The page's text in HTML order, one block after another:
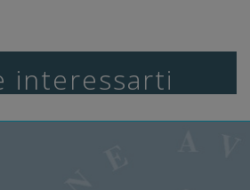
interessarti